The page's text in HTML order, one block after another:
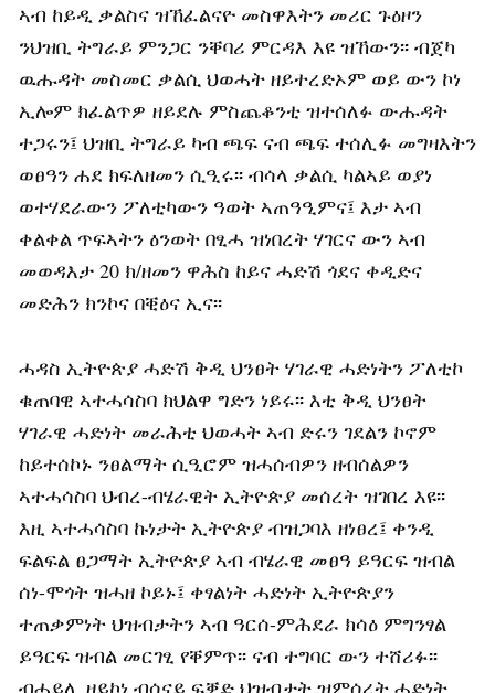
ኣብ ከይዲ ቃልስና ዝኸፈልናዮ መስዋእትን መሪር ጉዕዞን
ንህዝቢ ትግራይ ምንጋር ንቐባሪ ምርዳእ እዩ ዝኸውን፡፡ ብጀካ
ዉሑዳት መስመር ቃልሲ ህወሓት ዘይተረድኦም ወይ ውን ኮነ
ኢሎም ክፈልጥዎ ዘይደሉ ምስጨቆንቲ ዝተሰለፉ ውሑዳት
ተጋሩን፤ ህዝቢ ትግራይ ካብ ጫፍ ናብ ጫፍ ተሰሊፉ መግዛእትን
ወፀዓን ሐደ ክፍለዘመን ሲዒሩ፡፡ ብሳላ ቃልሲ ካልኣይ ወያነ
ወተሃደራውን ፖለቲካውን ዓወት ኣጠዓዒምና፤ እታ ኣብ
ቀልቀል ጥፍኣትን ዕንወት በፂሓ ዝነበረት ሃገርና ውን ኣብ
መወዳእታ 20 ክ/ዘመን ዋሕስ ከይና ሓድሽ ጎደና ቀዲድና
መድሕን ክንኮና በቒዕና ኢና፡፡
ሓዳስ ኢትዮጵያ ሓድሽ ቅዲ ህንፀት ሃገራዊ ሓድነትን ፖለቲኮ
ቁጠባዊ ኣተሓሳስባ ክህልዋ ግድን ነይሩ፡፡ እቲ ቅዲ ህንፀት
ሃገራዊ ሓድነት መራሕቲ ህወሓት ኣብ ድሩን ገደልን ኮኖም
ከይተሰኮኑ ንፀልማት ሲዒሮም ዝሓሰብዎን ዘብሰልዎን
ኣተሓሳስባ ህብረ-ብሄራዊት ኢትዮጵያ መሰረት ዝገበረ እዩ፡፡
እዚ ኣተሓሳስባ ኩነታት ኢትዮጵያ ብዝጋባእ ዘነፀረ፤ ቀንዲ
ፍልፍል ፀጋማት ኢትዮጵያ ኣብ ብሄራዊ መፀዓ ይዓርፍ ዝብል
ሰነ-ሞጎት ዝሓዘ ኮይኑ፤ ቀፃልነት ሓድነት ኢትዮጵያን
ተጠቃምነት ህዝብታትን ኣብ ዓርሰ-ምሕደራ ክሳዕ ምግንፃል
ይዓርፍ ዝብል መርገፂ የቐምጥ፡፡ ናብ ተግባር ውን ተሸሪፉ፡፡